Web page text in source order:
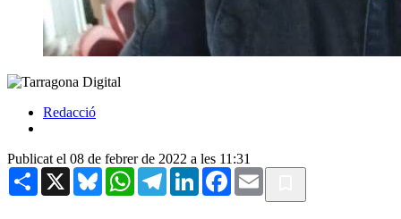
Redacció
Publicat el 08 de febrer de 2022 a les 11:31
Share X BlueskyWhatsAppTelegramLinkedInFacebook
Email